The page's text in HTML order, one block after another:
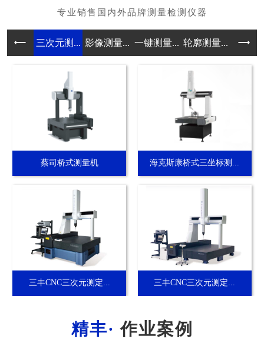
三次元测... 影像测量... 一键测量... 轮廓测量... 真圆
蔡司桥式测量机 海克斯康桥式三坐标测...
三丰CNC三次元测定... 三丰CNC三次元测定...
作业案例